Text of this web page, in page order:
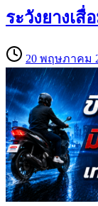
ระวังยางเสื่
20 พฤษภาคม